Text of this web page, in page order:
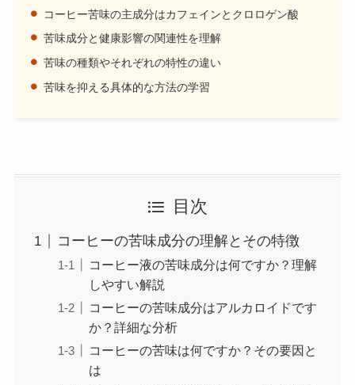
コーヒー苦味の主成分はカフェインとクロロゲン酸
苦味成分と健康影響の関連性を理解
苦味の種類やそれぞれの特性の違い
苦味を抑える具体的な方法の学習
目次
コーヒーの苦味成分の理解とその特徴
コーヒー液の苦味成分は何ですか？理解
しやすい解説
コーヒーの苦味成分はアルカロイドです
か？詳細な分析
コーヒーの苦味は何ですか？その要因と
は